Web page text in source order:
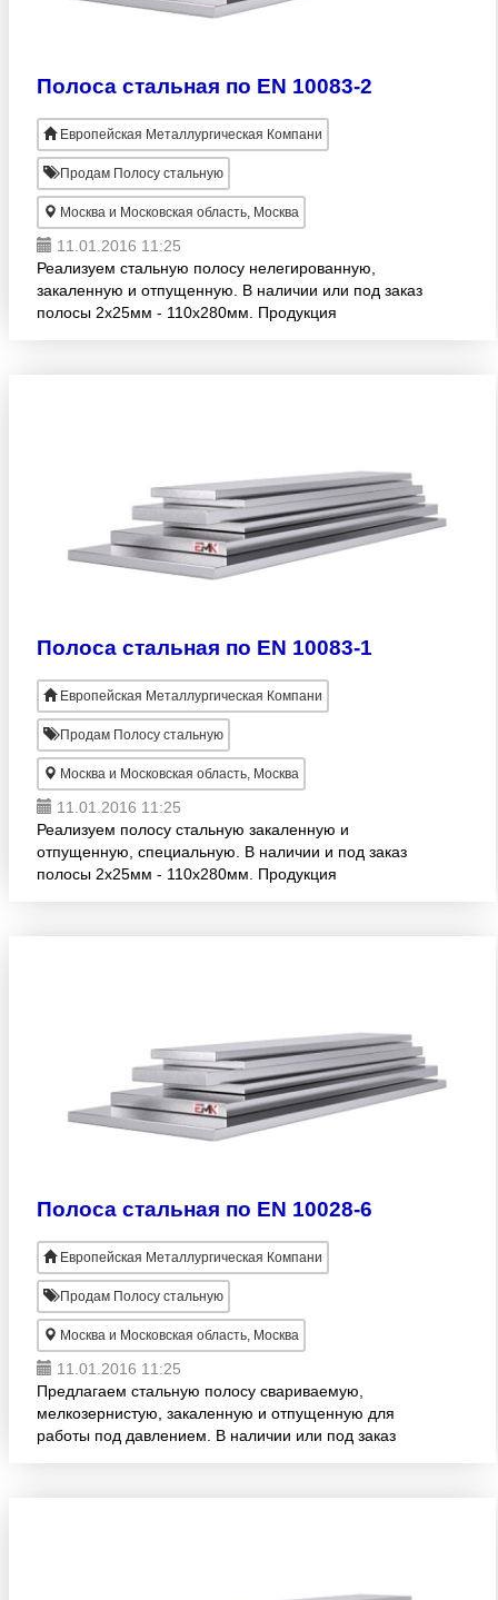
Полоса стальная по EN 10083-2
Европейская Металлургическая Компани
Продам Полосу стальную
Москва и Московская область, Москва
11.01.2016 11:25
Реализуем стальную полосу нелегированную,
закаленную и отпущенную. В наличии или под заказ
полосы 2х25мм - 110х280мм. Продукция
Полоса стальная по EN 10083-1
Европейская Металлургическая Компани
Продам Полосу стальную
Москва и Московская область, Москва
11.01.2016 11:25
Реализуем полосу стальную закаленную и
отпущенную, специальную. В наличии и под заказ
полосы 2х25мм - 110х280мм. Продукция
Полоса стальная по EN 10028-6
Европейская Металлургическая Компани
Продам Полосу стальную
Москва и Московская область, Москва
11.01.2016 11:25
Предлагаем стальную полосу свариваемую,
мелкозернистую, закаленную и отпущенную для
работы под давлением. В наличии или под заказ